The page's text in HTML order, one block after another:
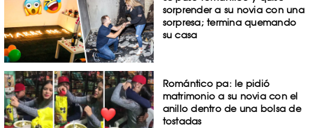
sorprender a su novia con una
sorpresa; termina quemando
su casa
Romántico pa: le pidió
matrimonio a su novia con el
anillo dentro de una bolsa de
tostadas